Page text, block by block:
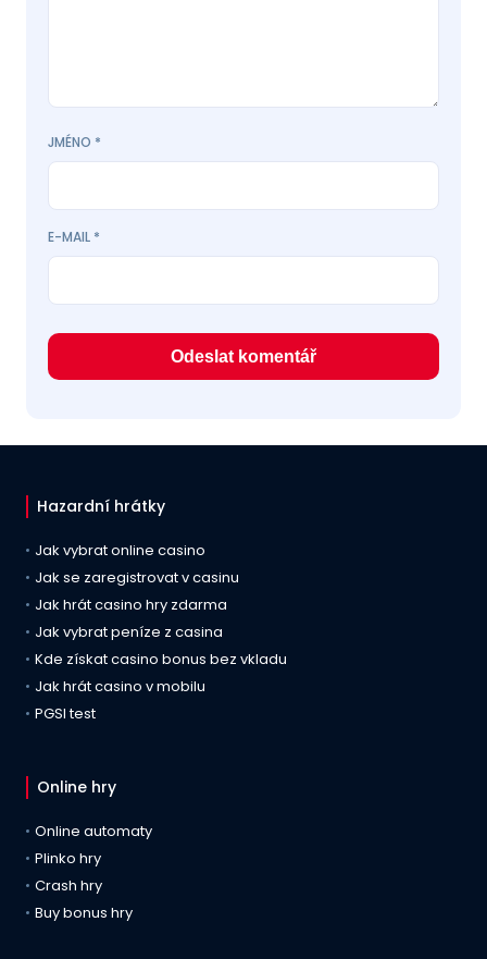
JMÉNO *
E-MAIL *
Hazardní hrátky
Jak vybrat online casino
Jak se zaregistrovat v casinu
Jak hrát casino hry zdarma
Jak vybrat peníze z casina
Kde získat casino bonus bez vkladu
Jak hrát casino v mobilu
PGSI test
Online hry
Online automaty
Plinko hry
Crash hry
Buy bonus hry